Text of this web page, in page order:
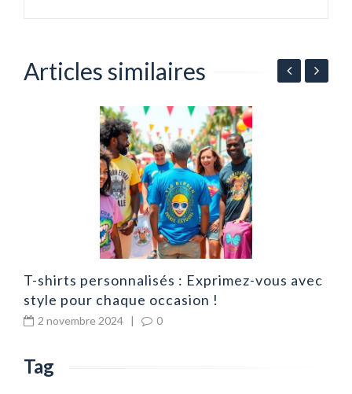
Articles similaires
T-shirts personnalisés : Exprimez-vous avec
style pour chaque occasion !
2 novembre 2024 | 0
Tag